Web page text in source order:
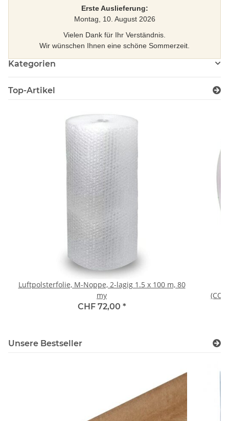
Erste Auslieferung:
Montag, 10. August 2026
Vielen Dank für Ihr Verständnis.
Wir wünschen Ihnen eine schöne Sommerzeit.
Kategorien
Top-Artikel
Luftpolsterfolie, M-Noppe, 2-lagig 1.5 x 100 m, 80
my
CHF 72,00 *
Unsere Bestseller